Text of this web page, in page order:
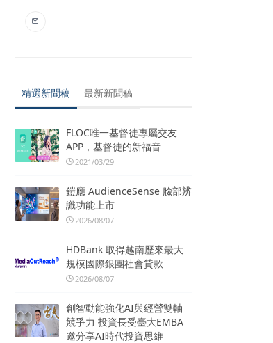
精選新聞稿 最新新聞稿
FLOC唯一基督徒專屬交友
APP，基督徒的新福音
2021/03/29
鎧應 AudienceSense 臉部辨
識功能上市
2026/08/07
HDBank 取得越南歷來最大
規模國際銀團社會貸款
2026/08/07
創智動能強化AI與經營雙軸
競爭力 投資長受臺大EMBA
邀分享AI時代投資思維